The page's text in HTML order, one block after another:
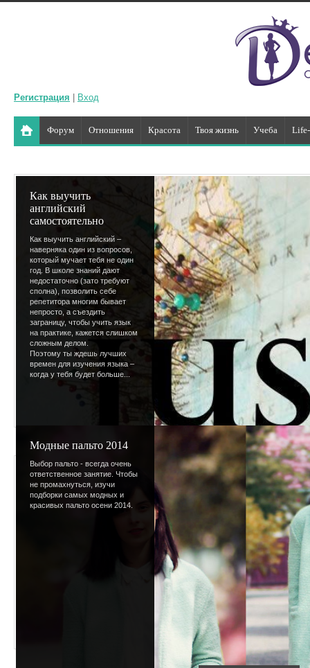
Регистрация Вход
Форум Отношения Красота Твоя жизнь Учеба
Как выучить
английский
самостоятельно
Как выучить английский –
наверняка один из вопросов,
который мучает тебя не один
год. В школе знаний дают
недостаточно (зато требуют
сполна), позволить себе
репетитора многим бывает
непросто, а съездить
заграницу, чтобы учить язык
на практике, кажется слишком
сложным делом.
Поэтому ты ждешь лучших
времен для изучения языка –
когда у тебя будет больше...
Модные пальто 2014
Выбор пальто - всегда очень
ответственное занятие. Чтобы
не промахнуться, изучи
подборки самых модных и
красивых пальто осени 2014.
Просмотров: 568
Размеры
24.03.2009
Добавил : BotaniQ
Рейтинг 0.0/0